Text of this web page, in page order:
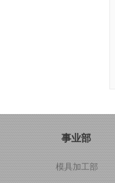
事业部
模具加工部